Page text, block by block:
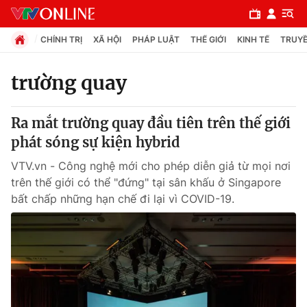
Chuyên mục
Chính trị
Xã hội
Pháp luật
Y tế
CHÍNH TRỊ XÃ HỘI PHÁP LUẬT THẾ GIỚI KINH TẾ
trường quay
Ra mắt trường quay đầu tiên trên thế giới
phát sóng sự kiện hybrid
VTV.vn - Công nghệ mới cho phép diễn giả từ mọi nơi
trên thế giới có thể "đứng" tại sân khấu ở Singapore
bất chấp những hạn chế đi lại vì COVID-19.